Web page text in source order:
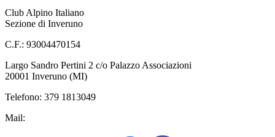
Club Alpino Italiano
Sezione di Inveruno
C.F.: 93004470154
Largo Sandro Pertini 2 c/o Palazzo Associazioni
20001 Inveruno (MI)
Telefono: 379 1813049
Mail: